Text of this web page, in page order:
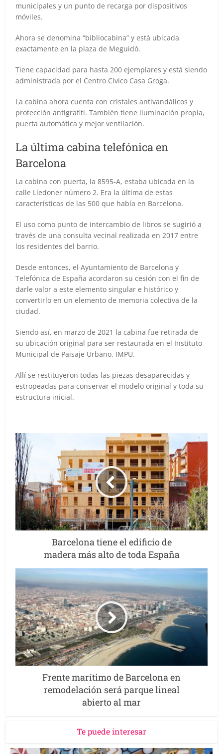
municipales y un punto de recarga por dispositivos
móviles.
Ahora se denomina “bibliocabina” y está ubicada
exactamente en la plaza de Meguidó.
Tiene capacidad para hasta 200 ejemplares y está siendo
administrada por el Centro Cívico Casa Groga.
La cabina ahora cuenta con cristales antivandálicos y
protección antigrafiti. También tiene iluminación propia,
puerta automática y mejor ventilación.
La última cabina telefónica en
Barcelona
La cabina con puerta, la 8595-A, estaba ubicada en la
calle Lledoner número 2. Era la última de estas
características de las 500 que había en Barcelona.
El uso como punto de intercambio de libros se sugirió a
través de una consulta vecinal realizada en 2017 entre
los residentes del barrio.
Desde entonces, el Ayuntamiento de Barcelona y
Telefónica de España acordaron su cesión con el fin de
darle valor a este elemento singular e histórico y
convertirlo en un elemento de memoria colectiva de la
ciudad.
Siendo así, en marzo de 2021 la cabina fue retirada de
su ubicación original para ser restaurada en el Instituto
Municipal de Paisaje Urbano, IMPU.
Allí se restituyeron todas las piezas desaparecidas y
estropeadas para conservar el modelo original y toda su
estructura inicial.
Barcelona tiene el edificio de
madera más alto de toda España
Frente marítimo de Barcelona en
remodelación será parque lineal
abierto al mar
Te puede interesar